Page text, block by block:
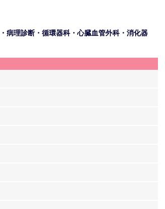
病理診断・循環器科・心臓血管外科・消化器